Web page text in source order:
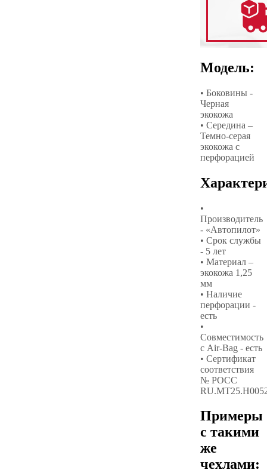
Модель:
• Боковины -
Черная
экокожа
• Середина –
Темно-серая
экокожа с
перфорацией
•
Производитель
- «Автопилот»
• Срок службы
- 5 лет
• Материал –
экокожа 1,25
мм
• Наличие
перфорации -
есть
•
Совместимость
с Air-Bag - есть
• Сертификат
соответствия
№ РОСС
Примеры
с такими
же
чехлами: